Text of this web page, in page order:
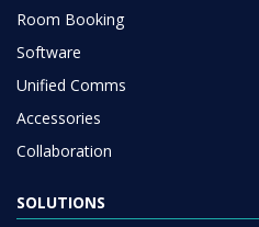
Room Booking
Software
Unified Comms
Accessories
Collaboration
SOLUTIONS